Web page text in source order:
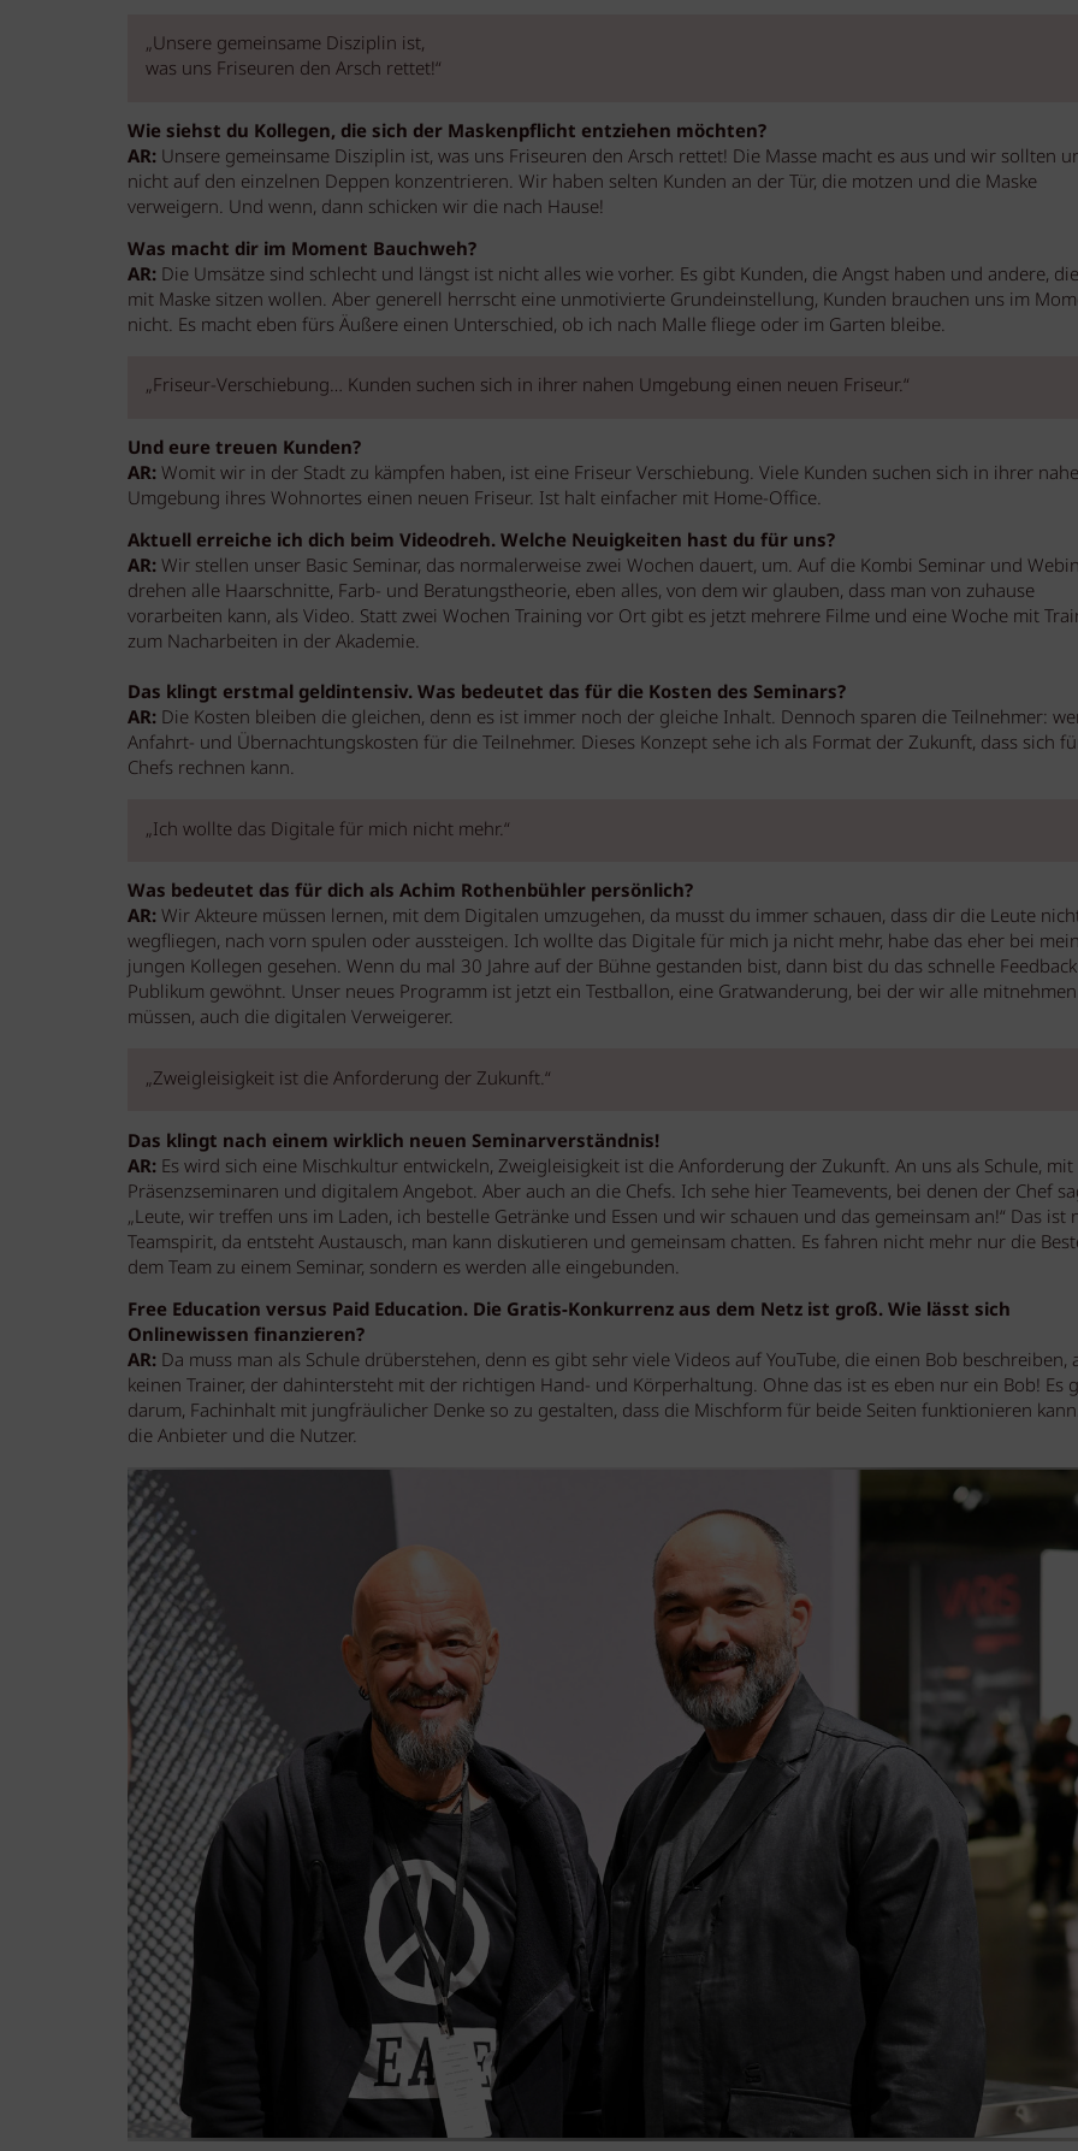
„Unsere gemeinsame Disziplin ist,
was uns Friseuren den Arsch rettet!“
Wie siehst du Kollegen, die sich der Maskenpflicht entziehen möchten?
AR: Unsere gemeinsame Disziplin ist, was uns Friseuren den Arsch rettet! Die Masse macht es aus und wir sollten
nicht auf den einzelnen Deppen konzentrieren. Wir haben selten Kunden an der Tür, die motzen und die Maske
verweigern. Und wenn, dann schicken wir die nach Hause!
Was macht dir im Moment Bauchweh?
AR: Die Umsätze sind schlecht und längst ist nicht alles wie vorher. Es gibt Kunden, die Angst haben und andere,
mit Maske sitzen wollen. Aber generell herrscht eine unmotivierte Grundeinstellung, Kunden brauchen uns im
nicht. Es macht eben fürs Äußere einen Unterschied, ob ich nach Malle fliege oder im Garten bleibe.
„Friseur-Verschiebung… Kunden suchen sich in ihrer nahen Umgebung einen neuen Friseur.“
Und eure treuen Kunden?
AR: Womit wir in der Stadt zu kämpfen haben, ist eine Friseur Verschiebung. Viele Kunden suchen sich in ihrer
Umgebung ihres Wohnortes einen neuen Friseur. Ist halt einfacher mit Home-Office.
Aktuell erreiche ich dich beim Videodreh. Welche Neuigkeiten hast du für uns?
AR: Wir stellen unser Basic Seminar, das normalerweise zwei Wochen dauert, um. Auf die Kombi Seminar und
drehen alle Haarschnitte, Farb- und Beratungstheorie, eben alles, von dem wir glauben, dass man von zuhause
vorarbeiten kann, als Video. Statt zwei Wochen Training vor Ort gibt es jetzt mehrere Filme und eine Woche mit
zum Nacharbeiten in der Akademie.
Das klingt erstmal geldintensiv. Was bedeutet das für die Kosten des Seminars?
AR: Die Kosten bleiben die gleichen, denn es ist immer noch der gleiche Inhalt. Dennoch sparen die Teilnehmer:
Anfahrt- und Übernachtungskosten für die Teilnehmer. Dieses Konzept sehe ich als Format der Zukunft, dass sich
Chefs rechnen kann.
„Ich wollte das Digitale für mich nicht mehr.“
Was bedeutet das für dich als Achim Rothenbühler persönlich?
AR: Wir Akteure müssen lernen, mit dem Digitalen umzugehen, da musst du immer schauen, dass dir die Leute
wegfliegen, nach vorn spulen oder aussteigen. Ich wollte das Digitale für mich ja nicht mehr, habe das eher bei
jungen Kollegen gesehen. Wenn du mal 30 Jahre auf der Bühne gestanden bist, dann bist du das schnelle
Publikum gewöhnt. Unser neues Programm ist jetzt ein Testballon, eine Gratwanderung, bei der wir alle mitnehmen
müssen, auch die digitalen Verweigerer.
„Zweigleisigkeit ist die Anforderung der Zukunft.“
Das klingt nach einem wirklich neuen Seminarverständnis!
AR: Es wird sich eine Mischkultur entwickeln, Zweigleisigkeit ist die Anforderung der Zukunft. An uns als Schule, mit
Präsenzseminaren und digitalem Angebot. Aber auch an die Chefs. Ich sehe hier Teamevents, bei denen der Chef
„Leute, wir treffen uns im Laden, ich bestelle Getränke und Essen und wir schauen und das gemeinsam an!“ Das ist
Teamspirit, da entsteht Austausch, man kann diskutieren und gemeinsam chatten. Es fahren nicht mehr nur die
dem Team zu einem Seminar, sondern es werden alle eingebunden.
Free Education versus Paid Education. Die Gratis-Konkurrenz aus dem Netz ist groß. Wie lässt sich
Onlinewissen finanzieren?
AR: Da muss man als Schule drüberstehen, denn es gibt sehr viele Videos auf YouTube, die einen Bob beschreiben,
keinen Trainer, der dahintersteht mit der richtigen Hand- und Körperhaltung. Ohne das ist es eben nur ein Bob! Es
darum, Fachinhalt mit jungfräulicher Denke so zu gestalten, dass die Mischform für beide Seiten funktionieren
die Anbieter und die Nutzer.